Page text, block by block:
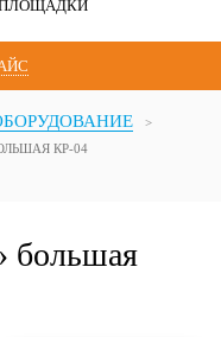
КР-04
большая